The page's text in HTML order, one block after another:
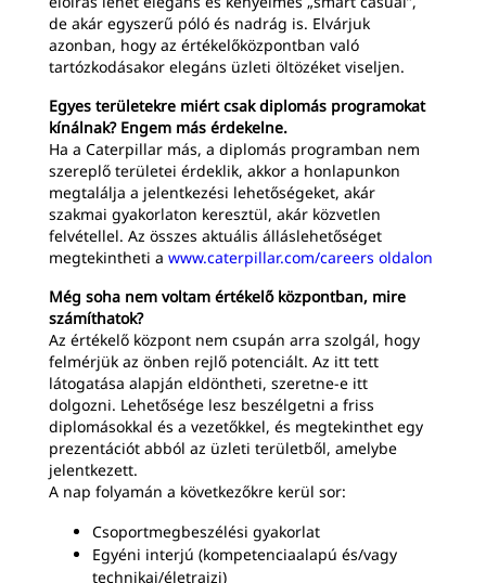
de akár egyszerű póló és nadrág is. Elvárjuk
azonban, hogy az értékelőközpontban való
tartózkodásakor elegáns üzleti öltözéket viseljen.
Egyes területekre miért csak diplomás programokat
kínálnak? Engem más érdekelne.
Ha a Caterpillar más, a diplomás programban nem
szereplő területei érdeklik, akkor a honlapunkon
megtalálja a jelentkezési lehetőségeket, akár
szakmai gyakorlaton keresztül, akár közvetlen
felvétellel. Az összes aktuális álláslehetőséget
megtekintheti a www.caterpillar.com/careers oldalon
Még soha nem voltam értékelő központban, mire
számíthatok?
Az értékelő központ nem csupán arra szolgál, hogy
felmérjük az önben rejlő potenciált. Az itt tett
látogatása alapján eldöntheti, szeretne-e itt
dolgozni. Lehetősége lesz beszélgetni a friss
diplomásokkal és a vezetőkkel, és megtekinthet egy
prezentációt abból az üzleti területből, amelybe
jelentkezett.
A nap folyamán a következőkre kerül sor:
Csoportmegbeszélési gyakorlat
Egyéni interjú (kompetenciaalapú és/vagy
technikai/életrajzi)